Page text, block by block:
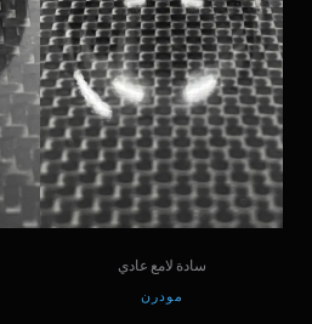
سادة لامع عادي
مودرن